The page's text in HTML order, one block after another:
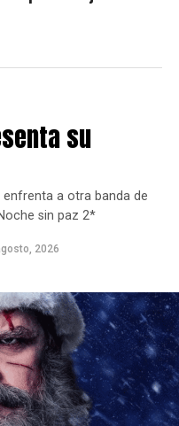
él solo a un
participó en la guerra
pasa muchos años
y fue ahí donde
a losSith. Durante
también aumentaba y
su
enfrenta a otra banda de
sin paz 2*
2026